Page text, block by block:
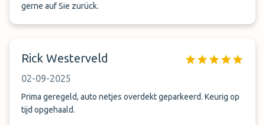
gerne auf Sie zurück.
Rick Westerveld
02-09-2025
Prima geregeld, auto netjes overdekt geparkeerd. Keurig op
tijd opgehaald.